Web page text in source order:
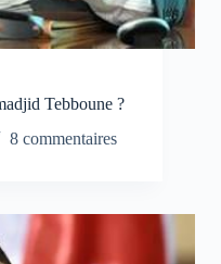
Tebboune ?
8 commentaires